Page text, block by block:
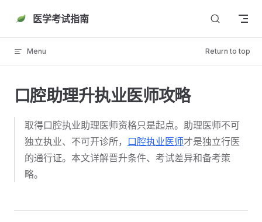
Skip to content
医学考试指南
Menu Return to top
口腔助理升执业医师攻略
取得口腔执业助理医师资格只是起点。助理医师不可
独立执业、不可开诊所， 口腔执业医师才是独立行医
的通行证。本文详解晋升条件、考试差异和备考策
略。